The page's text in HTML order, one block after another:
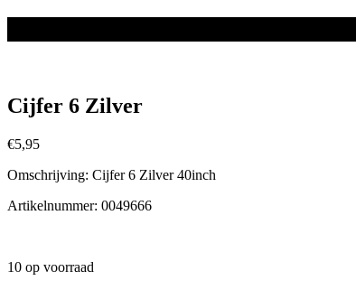
Cijfer 6 Zilver
€5,95
Omschrijving: Cijfer 6 Zilver 40inch
Artikelnummer: 0049666
10 op voorraad